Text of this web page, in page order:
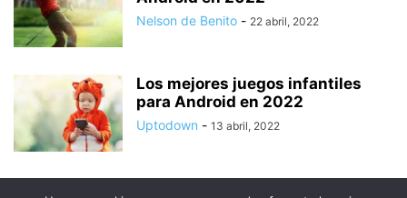
Nelson de Benito - 22 abril, 2022
Los mejores juegos infantiles
para Android en 2022
Uptodown - 13 abril, 2022